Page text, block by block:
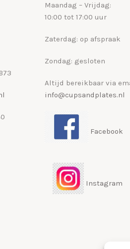
Maandag – Vrijdag:
10:00 tot 17:00 uur
Zaterdag: op afspraak
Zondag: gesloten
Altijd bereikbaar via
info@cupsandplates.nl
Facebook
Instagram